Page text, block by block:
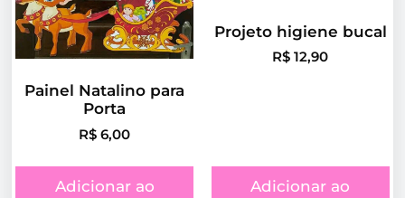
Painel Natalino para
Porta
R$ 6,00
Adicionar ao
Projeto higiene bucal
R$ 12,90
Adicionar ao